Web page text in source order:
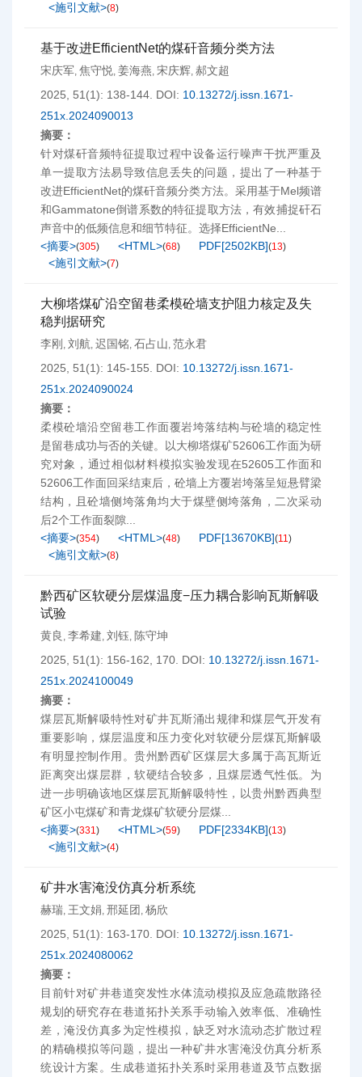
<施引文献>(8)
基于改进EfficientNet的煤矸音频分类方法
宋庆军, 焦守悦, 姜海燕, 宋庆辉, 郝文超
2025, 51(1): 138-144. DOI: 10.13272/j.issn.1671-
251x.2024090013
摘要：
针对煤矸音频特征提取过程中设备运行噪声干扰严重及
单一提取方法易导致信息丢失的问题，提出了一种基于
改进EfficientNet的煤矸音频分类方法。采用基于Mel频谱
和Gammatone倒谱系数的特征提取方法，有效捕捉矸石
声音中的低频信息和细节特征。选择EfficientNe...
<摘要>(305) <HTML>(68) PDF[2502KB](13)
<施引文献>(7)
大柳塔煤矿沿空留巷柔模砼墙支护阻力核定及失
稳判据研究
李刚 , 刘航, 迟国铭, 石占山, 范永君
2025, 51(1): 145-155.
DOI: 10.13272/j.issn.1671-
251x.2024090024
摘要：
柔模砼墙沿空留巷工作面覆岩垮落结构与砼墙的稳定性
是留巷成功与否的关键。以大柳塔煤矿52606工作面为研
究对象，通过相似材料模拟实验发现在52605工作面和
52606工作面回采结束后，砼墙上方覆岩垮落呈短悬臂梁
结构，且砼墙侧垮落角均大于煤壁侧垮落角，二次采动
后2个工作面裂隙...
<摘要>(354) <HTML>(48) PDF[13670KB](11)
<施引文献>(8)
黔西矿区软硬分层煤温度−压力耦合影响瓦斯解吸
试验
黄良 , 李希建, 刘钰, 陈守坤
2025, 51(1): 156-162, 170. DOI: 10.13272/j.issn.1671-
251x.2024100049
摘要：
煤层瓦斯解吸特性对矿井瓦斯涌出规律和煤层气开发有
重要影响，煤层温度和压力变化对软硬分层煤瓦斯解吸
有明显控制作用。贵州黔西矿区煤层大多属于高瓦斯近
距离突出煤层群，软硬结合较多，且煤层透气性低。为
进一步明确该地区煤层瓦斯解吸特性，以贵州黔西典型
矿区小屯煤矿和青龙煤矿软硬分层煤...
<摘要>(331) <HTML>(59) PDF[2334KB](13)
<施引文献>(4)
矿井水害淹没仿真分析系统
赫瑞, 王文娟, 邢延团 , 杨欣
2025, 51(1): 163-170. DOI: 10.13272/j.issn.1671-
251x.2024080062
摘要：
目前针对矿井巷道突发性水体流动模拟及应急疏散路径
规划的研究存在巷道拓扑关系手动输入效率低、准确性
差，淹没仿真多为定性模拟，缺乏对水流动态扩散过程
的精确模拟等问题，提出一种矿井水害淹没仿真分析系
统设计方案。生成巷道拓扑关系时采用巷道及节点数据